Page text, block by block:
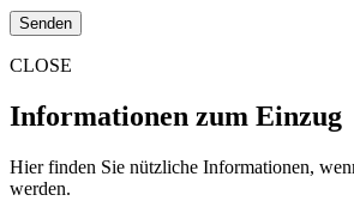
CLOSE
Informationen zum Einzug
Hier finden Sie nützliche Informationen,
werden.